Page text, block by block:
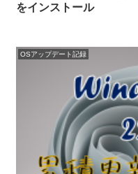
をインストール
OSアップデート記録